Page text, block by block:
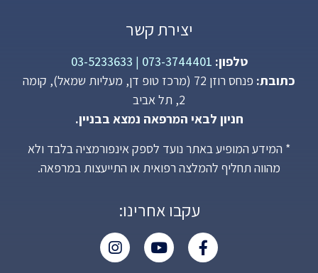
יצירת קשר
טלפון: 073-3744401
|
03-5233633
כתובת:
פנחס רוזן 72 (מרכז טופ דן, מעליות שמאל), קומה
2, תל אביב
חניון לבאי המרפאה נמצא בבניין.
* המידע המופיע באתר נועד לספק אינפורמציה בלבד ולא
מהווה תחליף להמלצה רפואית או התייעצות במרפאה.
עקבו אחרינו: